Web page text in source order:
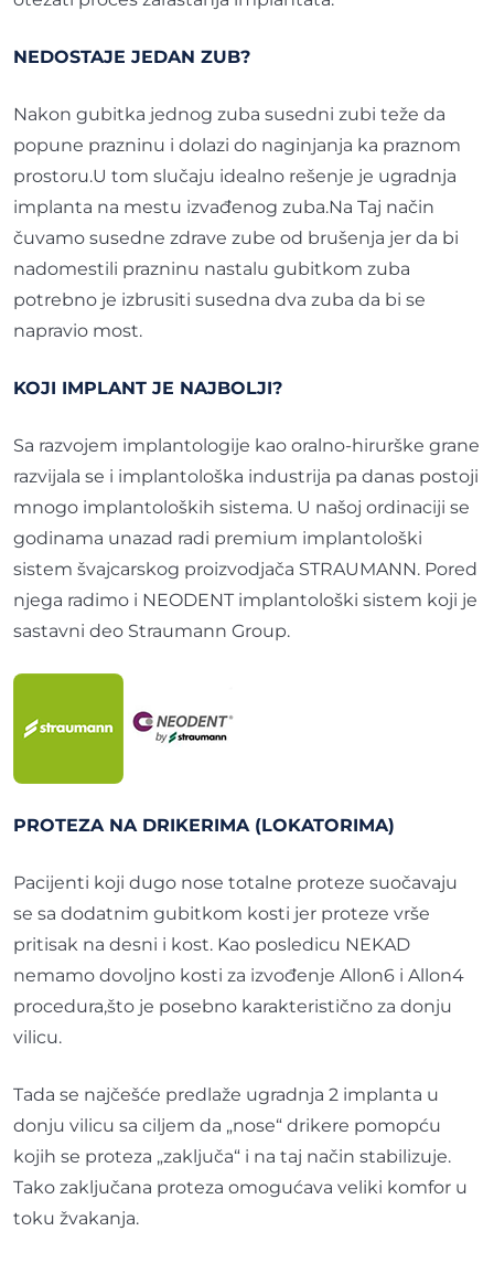
NEDOSTAJE JEDAN ZUB?
Nakon gubitka jednog zuba susedni zubi teže da
popune prazninu i dolazi do naginjanja ka praznom
prostoru.U tom slučaju idealno rešenje je ugradnja
implanta na mestu izvađenog zuba.Na Taj način
čuvamo susedne zdrave zube od brušenja jer da bi
nadomestili prazninu nastalu gubitkom zuba
potrebno je izbrusiti susedna dva zuba da bi se
napravio most.
KOJI IMPLANT JE NAJBOLJI?
Sa razvojem implantologije kao oralno-hirurške grane
razvijala se i implantološka industrija pa danas postoji
mnogo implantoloških sistema. U našoj ordinaciji se
godinama unazad radi premium implantološki
sistem švajcarskog proizvodjača STRAUMANN. Pored
njega radimo i NEODENT implantološki sistem koji je
sastavni deo Straumann Group.
PROTEZA NA DRIKERIMA (LOKATORIMA)
Pacijenti koji dugo nose totalne proteze suočavaju
se sa dodatnim gubitkom kosti jer proteze vrše
pritisak na desni i kost. Kao posledicu NEKAD
nemamo dovoljno kosti za izvođenje Allon6 i Allon4
procedura,što je posebno karakteristično za donju
vilicu.
Tada se najčešće predlaže ugradnja 2 implanta u
donju vilicu sa ciljem da „nose“ drikere pomopću
kojih se proteza „zaključa“ i na taj način stabilizuje.
Tako zaključana proteza omogućava veliki komfor u
toku žvakanja.